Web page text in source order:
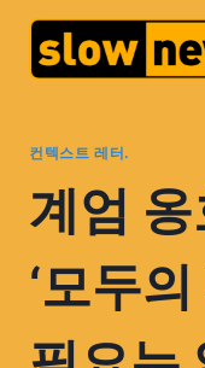
컨텍스트 레터.
계엄
‘모두